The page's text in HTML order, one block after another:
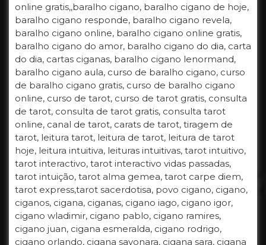
online gratis,,baralho cigano, baralho cigano de hoje,
baralho cigano responde, baralho cigano revela,
baralho cigano online, baralho cigano online gratis,
baralho cigano do amor, baralho cigano do dia, carta
do dia, cartas ciganas, baralho cigano lenormand,
baralho cigano aula, curso de baralho cigano, curso
de baralho cigano gratis, curso de baralho cigano
online, curso de tarot, curso de tarot gratis, consulta
de tarot, consulta de tarot gratis, consulta tarot
online, canal de tarot, carats de tarot, tiragem de
tarot, leitura tarot, leitura de tarot, leitura de tarot
hoje, leitura intuitiva, leituras intuitivas, tarot intuitivo,
tarot interactivo, tarot interactivo vidas passadas,
tarot intuição, tarot alma gemea, tarot carpe diem,
tarot express,tarot sacerdotisa, povo cigano, cigano,
ciganos, cigana, ciganas, cigano iago, cigano igor,
cigano wladimir, cigano pablo, cigano ramires,
cigano juan, cigana esmeralda, cigano rodrigo,
cigano orlando, cigana sayonara, cigana sara, cigana